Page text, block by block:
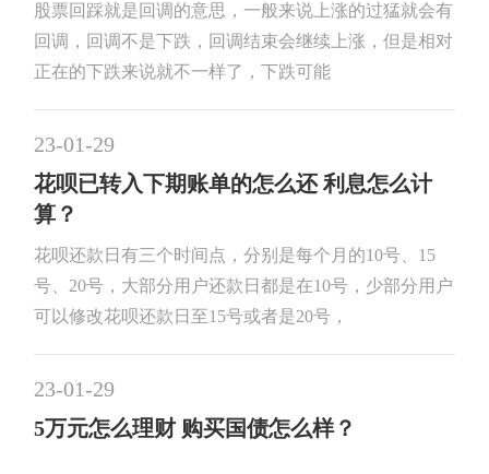
股票回踩就是回调的意思，一般来说上涨的过猛就会有
回调，回调不是下跌，回调结束会继续上涨，但是相对
正在的下跌来说就不一样了，下跌可能
23-01-29
花呗已转入下期账单的怎么还 利息怎么计
算？
花呗还款日有三个时间点，分别是每个月的10号、15
号、20号，大部分用户还款日都是在10号，少部分用户
可以修改花呗还款日至15号或者是20号，
23-01-29
5万元怎么理财 购买国债怎么样？